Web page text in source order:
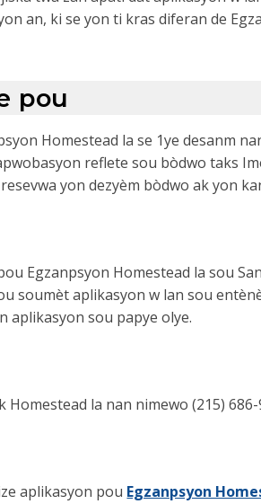
an, ki se yon ti kras diferan de
pou
Homestead la se 1ye desanm
reflete sou bòdwo taks
yon dezyèm bòdwo ak yon
Egzanpsyon Homestead la sou
soumèt aplikasyon w lan sou
aplikasyon sou papye olye.
la nan nimewo (215) 686-
aplikasyon pou Egzanpsyon